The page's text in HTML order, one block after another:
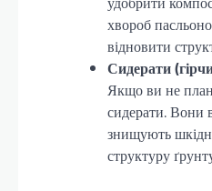
хвороб
відновити
Сидерати
Якщо ви не
сидерати. Вони
знищують
структуру